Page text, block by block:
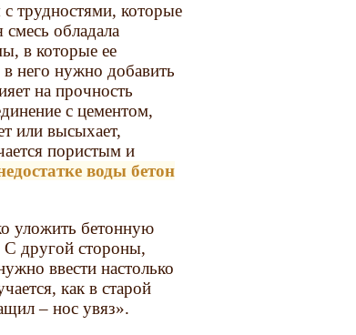
с трудностями, которые
обладала
в которые ее
него нужно добавить
на прочность
с цементом,
или высыхает,
пористым и
воды бетон
уложить бетонную
С другой стороны,
ввести настолько
как в старой
– нос увяз».